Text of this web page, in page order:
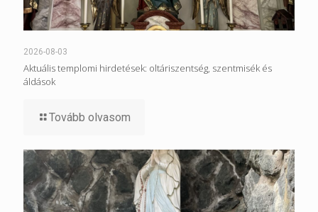
2026-08-03
Aktuális templomi hirdetések: oltáriszentség, szentmisék és
áldások
Tovább olvasom